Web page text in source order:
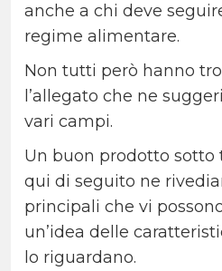
anche a chi deve
regime alimentare.
Non tutti però hanno
l’allegato che ne
vari campi.
Un buon prodotto
qui di seguito ne
principali che vi
un’idea delle
lo riguardano.